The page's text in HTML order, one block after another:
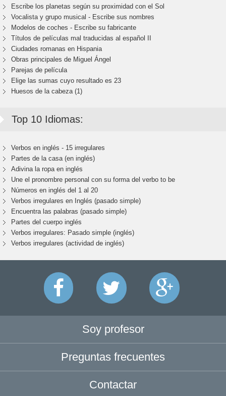
Escribe los planetas según su proximidad con el Sol
Vocalista y grupo musical - Escribe sus nombres
Modelos de coches - Escribe su fabricante
Títulos de películas mal traducidas al español II
Ciudades romanas en Hispania
Obras principales de Miguel Ángel
Parejas de película
Elige las sumas cuyo resultado es 23
Huesos de la cabeza (1)
Top 10 Idiomas:
Verbos en inglés - 15 irregulares
Partes de la casa (en inglés)
Adivina la ropa en inglés
Une el pronombre personal con su forma del verbo to be
Números en inglés del 1 al 20
Verbos irregulares en Inglés (pasado simple)
Encuentra las palabras (pasado simple)
Partes del cuerpo inglés
Verbos irregulares: Pasado simple (inglés)
Verbos irregulares (actividad de inglés)
Soy profesor
Preguntas frecuentes
Contactar